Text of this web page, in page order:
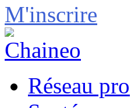
M'inscrire
Réseau pro